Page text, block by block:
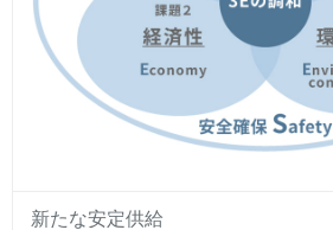
新たな安定供給